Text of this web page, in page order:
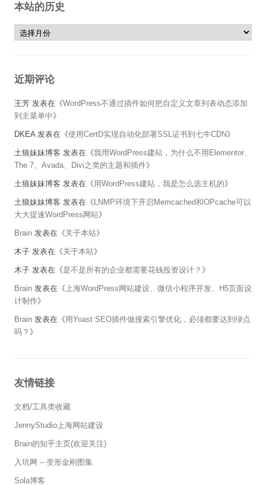
本站的历史
本站的历史
近期评论
王芳 发表在《WordPress不通过插件如何把自定义文章列表动态添加
到主菜单中》
DKEA发表在《使用CertD实现自动化部署SSL证书到七牛CDN》
土狼妹妹博客 发表在《我用WordPress建站，为什么不用Elementor、
The 7、Avada、Divi之类的主题和插件》
土狼妹妹博客 发表在《用WordPress建站，我是怎么选主机的》
土狼妹妹博客 发表在《 LNMP环境下开启Memcached和OPcache可以
大大提速WordPress网站》
Brain 发表在《关于本站》
木子 发表在《关于本站》
木子 发表在《是不是所有的企业都需要花钱投资设计？ 》
Brain 发表在《上海WordPress网站建设、微信小程序开发、H5页面设
计制作》
Brain 发表在《用Yoast SEO插件做搜索引擎优化，必须都要达到绿点
吗？ 》
友情链接
文档/工具类收藏
JennyStudio上海网站建设
Brain的知乎主页(欢迎关注)
入坑网 – 变形金刚图集
Sola博客